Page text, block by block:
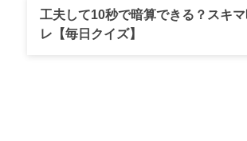
安心して過ごせそうです。
工夫して10秒で暗算できる？スキ
レ【毎日クイズ】